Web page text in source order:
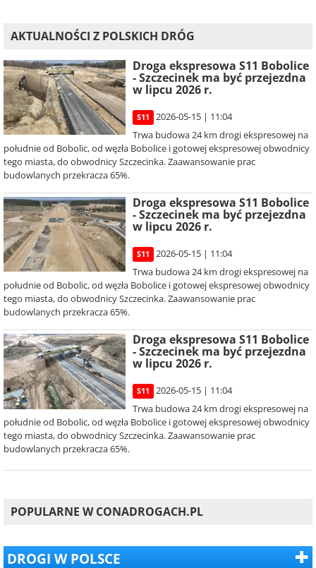
AKTUALNOŚCI Z POLSKICH DRÓG
Droga ekspresowa S11 Bobolice
- Szczecinek ma być przejezdna
w lipcu 2026 r.
S11
2026-05-15 | 11:04
Trwa budowa 24 km drogi ekspresowej na
południe od Bobolic, od węzła Bobolice i gotowej ekspresowej obwodnicy
tego miasta, do obwodnicy Szczecinka. Zaawansowanie prac
budowlanych przekracza 65%.
Droga ekspresowa S11 Bobolice
- Szczecinek ma być przejezdna
w lipcu 2026 r.
S11
2026-05-15 | 11:04
Trwa budowa 24 km drogi ekspresowej na
południe od Bobolic, od węzła Bobolice i gotowej ekspresowej obwodnicy
tego miasta, do obwodnicy Szczecinka. Zaawansowanie prac
budowlanych przekracza 65%.
Droga ekspresowa S11 Bobolice
- Szczecinek ma być przejezdna
w lipcu 2026 r.
S11
2026-05-15 | 11:04
Trwa budowa 24 km drogi ekspresowej na
południe od Bobolic, od węzła Bobolice i gotowej ekspresowej obwodnicy
tego miasta, do obwodnicy Szczecinka. Zaawansowanie prac
budowlanych przekracza 65%.
POPULARNE W CONADROGACH.PL
DROGI W POLSCE